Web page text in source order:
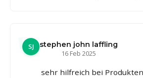
SJ
stephen john laffling
16 Feb 2025
sehr hilfreich bei